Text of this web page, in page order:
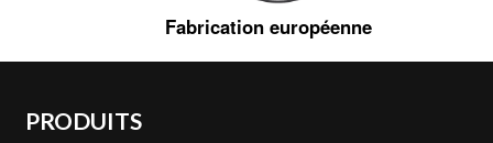
Fabrication européenne
PRODUITS